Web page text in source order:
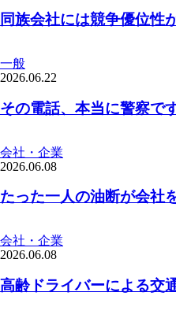
同族会社には競争優位性
一般
2026.06.22
その電話、本当に警察で
会社・企業
2026.06.08
たった一人の油断が会社
会社・企業
2026.06.08
高齢ドライバーによる交